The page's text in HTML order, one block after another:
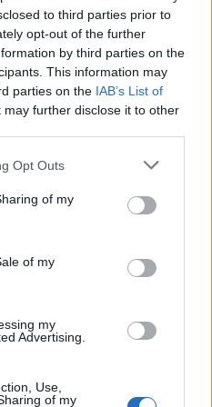
to third parties prior to
opt-out of the further
by third parties on the
This information may
parties on the IAB’s List of
may further disclose it to other
Opt Outs
of my
of my
my
Advertising.
Use,
of my
όνειρό μου, αλλά
στον Γιώργο Νανούρη
τρεις σε όλη αυτή
ο ήρωας γιατί είναι
Γιατί είναι ένας
να
αυτοχειρία. Είναι
που συμβαίνει στο
άνθρωπος δεν
γύρω του και